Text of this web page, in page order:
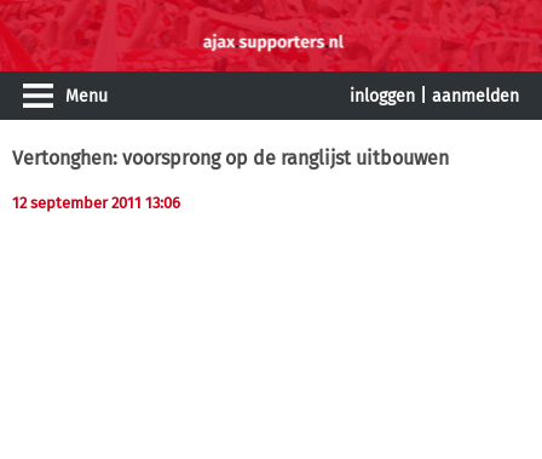
Menu inloggen aanmelden
Vertonghen: voorsprong op de ranglijst uitbouwen
12 september 2011 13:06